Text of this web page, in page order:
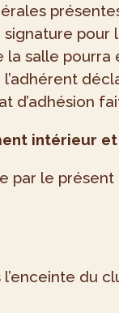
pour
salle pourra
l’adhérent
d’adhésion
intérieur
par le
l’enceinte du